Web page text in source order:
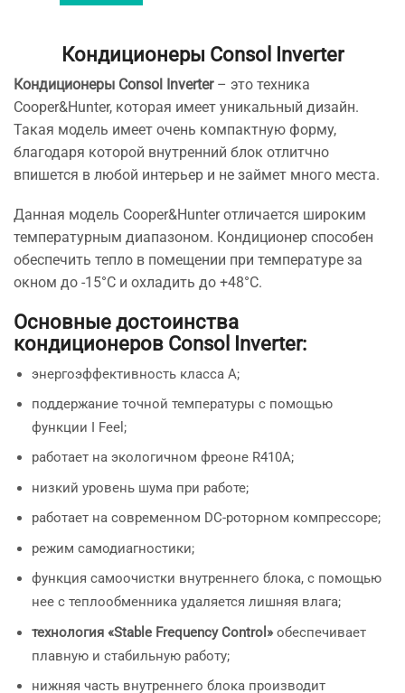
Кондиционеры Consol Inverter
Кондиционеры Consol Inverter– это техника
Cooper&Hunter, которая имеет уникальный дизайн.
Такая модель имеет очень компактную форму,
благодаря которой внутренний блок отлитчно
впишется в любой интерьер и не займет много места.
Данная модель Cooper&Hunter отличается широким
температурным диапазоном. Кондиционер способен
обеспечить тепло в помещении при температуре за
окном до -15°C и охладить до +48°C.
Основные достоинства
кондиционеров Consol Inverter:
энергоэффективность класса А;
поддержание точной температуры с помощью
функции I Feel;
работает на экологичном фреоне R410A;
низкий уровень шума при работе;
работает на современном DC-роторном компрессоре;
режим самодиагностики;
функция самоочистки внутреннего блока, с помощью
нее с теплообменника удаляется лишняя влага;
технология «Stable Frequency Control» обеспечивает
плавную и стабильную работу;
нижняя часть внутреннего блока производит